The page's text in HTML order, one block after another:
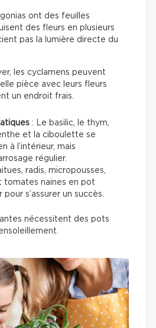
ont des feuilles
des fleurs en plusieurs
pas la lumière directe du
les cyclamens peuvent
pièce avec leurs fleurs
un endroit frais.
: Le basilic, le thym,
et la ciboulette se
à l’intérieur, mais
régulier.
radis, micropousses,
tomates naines en pot
s’assurer un succès.
nécessitent des pots